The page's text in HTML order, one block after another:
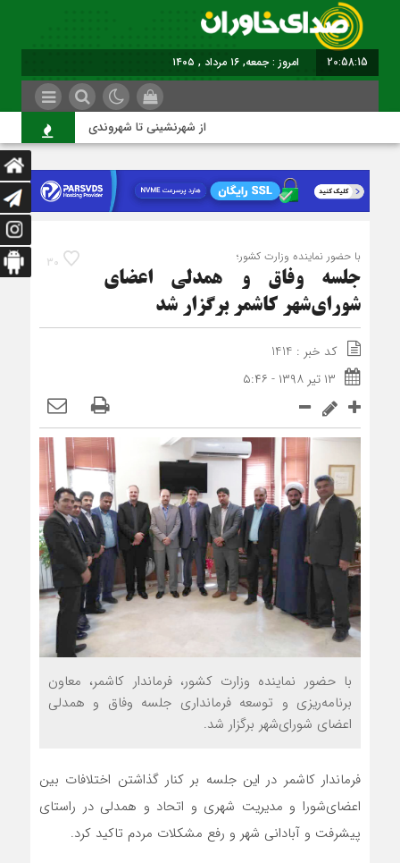
20:58:16 امروز : جمعه, ۱۶ مرداد , ۱۴۰۵
از شهرنشینی تا شهروندی
30 با حضور نماینده وزارت کشور؛
جلسه وفاق و همدلی اعضای
شورای‌شهر کاشمر برگزار شد
کد خبر : 1414
۱۳ تیر ۱۳۹۸ - ۵:۴۶
با حضور نماینده وزارت کشور، فرماندار کاشمر، معاون
برنامه‌ریزی و توسعه فرمانداری جلسه وفاق و همدلی
اعضای شورای‌شهر برگزار شد.
فرماندار کاشمر در این جلسه بر کنار گذاشتن اختلافات بین
اعضای‌شورا و مدیریت شهری و اتحاد و همدلی در راستای
پیشرفت و آبادانی شهر و رفع مشکلات مردم تاکید کرد.